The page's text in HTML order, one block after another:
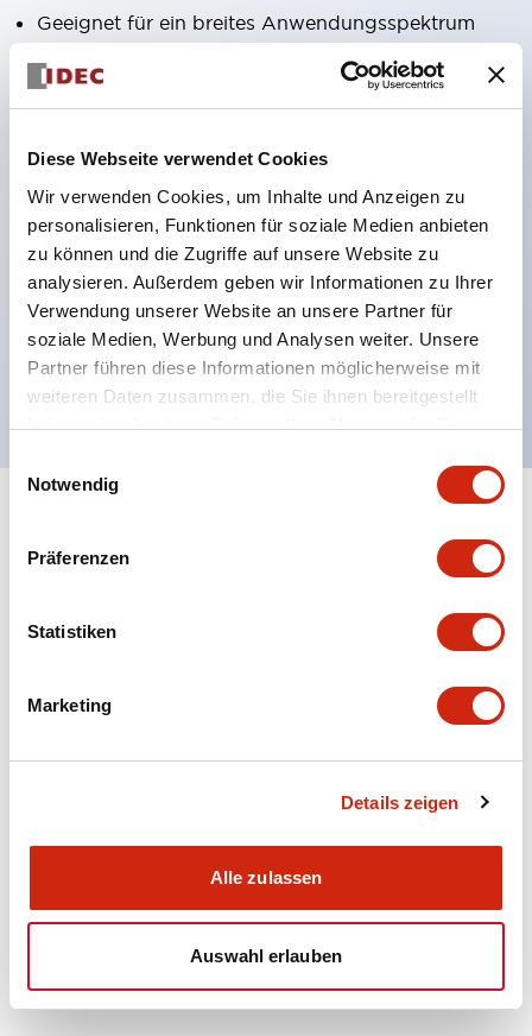
Diese Webseite verwendet Cookies
Wir verwenden Cookies, um Inhalte und Anzeigen zu
personalisieren, Funktionen für soziale Medien anbieten
zu können und die Zugriffe auf unsere Website zu
analysieren. Außerdem geben wir Informationen zu Ihrer
Verwendung unserer Website an unsere Partner für
soziale Medien, Werbung und Analysen weiter. Unsere
Partner führen diese Informationen möglicherweise mit
weiteren Daten zusammen, die Sie ihnen bereitgestellt
haben oder die sie im Rahmen Ihrer Nutzung der Dienste
Notwendig
Präferenzen
Statistiken
Marketing
Details zeigen
Alle zulassen
Auswahl erlauben
Geeignet für ein breites Anwendungsspektrum
von der Konsumelektronik bis zum FA-Bereich
LED-Beleuchtungseinheit mit integriertem
LED-Lampenkörper
Schutzarten IP40 und IP65 vollständig verfügbar
(IEC 60529)
UL- und CSA-zertifiziert. Entspricht EN (Europa)
Normen. CCC-zertifiziert (außer Anzeigeleuchten).
Mit speziellem Zubehör leicht auf Φ22 Flash-
Silhouette umstellbar
Electrical Specifications (rated illuminated
Dokumente und Dateien